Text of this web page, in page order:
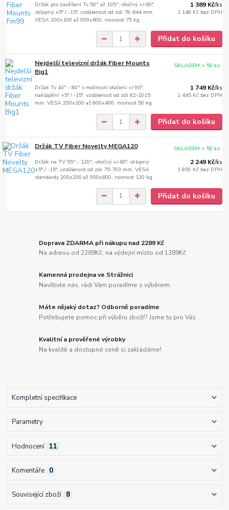
Držák pro zavěšení Tv 50" až 105", otočný +/-60°,
sklopný +5° / -15°, vzdálenost od zdi 78-644 mm,
VESA 200x100 až 900x600, nosnost 75 kg
1 389 Kč/ks
1 148 Kč bez DPH
Přidat do košíku
Nejdelší televizní držák Fiber Mounts
Big1
Držák Tv 43" - 80" s možností otáčení +/-90°,
naklápění +5° / -15°, vzdálenost od zdi 82-1015
mm, VESA 200x100 až 800x400, nosnost 50 kg
1 749 Kč/ks
1 445 Kč bez DPH
SKLADEM > 50 ks
Přidat do košíku
Držák TV Fiber Novelty MEGA120
Držák na TV 55" - 120", otočný +/-60°, sklopný
+5° / -15°, vzdálenost od zdi 75-703 mm, VESA
standardy 200x200 až 900x600, nosnost 120 kg
2 249 Kč/ks
1 859 Kč bez DPH
SKLADEM > 50 ks
Přidat do košíku
Doprava ZDARMA při nákupu nad 2289 Kč
Na adresu od 2289Kč, na výdejní místo od 1389Kč
Kamenná prodejna ve Strážnici
Navštivte nás, rádi Vám poradíme s výběrem.
Máte nějaký dotaz? Odborně poradíme
Potřebujete pomoc při výběru zboží? Jsme tu pro Vás.
Kvalitní a prověřené výrobky
Na kvalitě a dostupné ceně si zakládáme!
Kompletní specifikace
Parametry
Hodnocení 11
Komentáře 0
Související zboží 8